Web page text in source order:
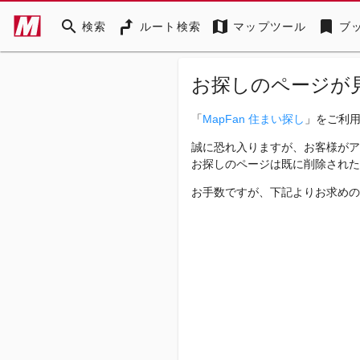
search 検索 ルート検索 map マップツール bookmark ブ
お探しのページが
「MapFan 住まい探し 」をご利
誠に恐れ入りますが、お客様が
お探しのページは既に削除され
お手数ですが、下記よりお求め